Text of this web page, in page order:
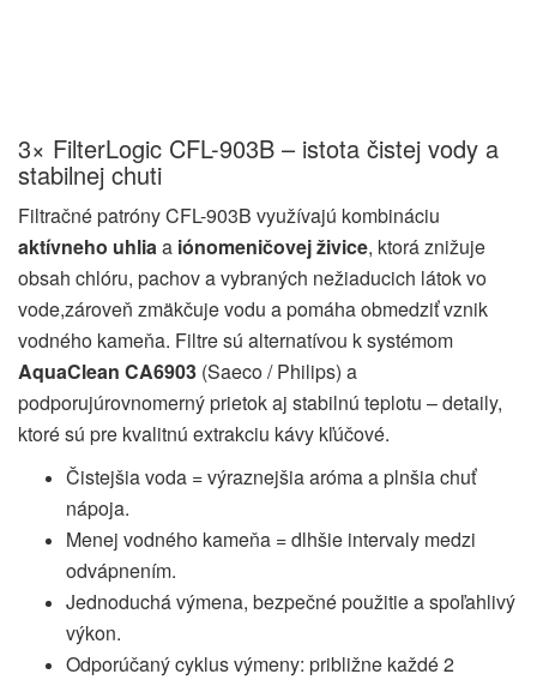
3× FilterLogic CFL-903B – istota čistej vody a
stabilnej chuti
Filtračné patróny CFL-903B využívajú kombináciu
aktívneho uhliaa iónomeničovej živice, ktorá znižuje
obsah chlóru, pachov a vybraných nežiaducich látok vo
vode,zároveň zmäkčuje vodu a pomáha obmedziť vznik
vodného kameňa. Filtre sú alternatívou k systémom
AquaClean CA6903 (Saeco / Philips) a
podporujúrovnomerný prietok aj stabilnú teplotu – detaily,
ktoré sú pre kvalitnú extrakciu kávy kľúčové.
Čistejšia voda = výraznejšia aróma a plnšia chuť
nápoja.
Menej vodného kameňa = dlhšie intervaly medzi
odvápnením.
Jednoduchá výmena, bezpečné použitie a spoľahlivý
výkon.
Odporúčaný cyklus výmeny: približne každé 2